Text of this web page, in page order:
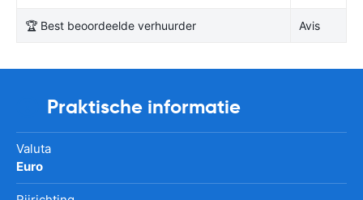
🏆 Best beoordeelde verhuurder Avis
Praktische informatie
Valuta
Euro